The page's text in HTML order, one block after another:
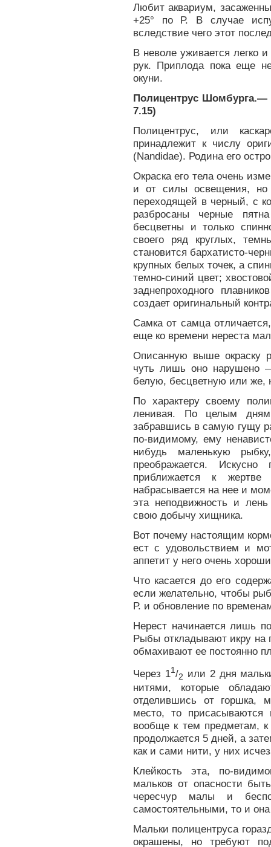
Любит аквариум,
+25° по Р. В случае
вследствие чего этот
В неволе уживается легко
рук. Приплода пока еще
окуни.
Полицентрус Шомбурга.—
7.15)
Полицентрус, или
принадлежит к числу
(Nandidae). Родина его
Окраска его тела очень
и от силы освещения, но
переходящей в черный, с
разбросаны черные
бесцветны и только
своего ряд круглых,
становится бархатисто-
крупных белых точек, а
темно-синий цвет;
заднепроходного
создает оригинальный
Самка от самца
еще ко времени нереста
Описанную выше окраску
чуть лишь оно нарушено
белую, бесцветную или же,
По характеру своему
ленивая. По целым дням
забравшись в самую гущу
по-видимому, ему
нибудь маленькую
преображается.
приближается к
набрасывается на нее и
эта неподвижность и
свою добычу хищника.
Вот почему настоящим
ест с удовольствием и
аппетит у него очень
Что касается до его
если желательно, чтобы
Р. и обновление по
Нерест начинается лишь
Рыбы откладывают икру на
обмахивают ее постоянно
Через 11/2 или 2 дня
нитями, которые
отделившись от горшка,
место, то
вообще к тем предметам,
продолжается 5 дней, а
как и сами нити, у них
Клейкость эта, по-
мальков от опасности
чересчур малы и
самостоятельными, то и она
Мальки полицентруса
окрашены, но требуют